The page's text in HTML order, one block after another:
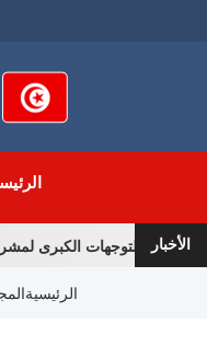
الأخبار
التوجهات الكبرى لمشروع
الرئيسية